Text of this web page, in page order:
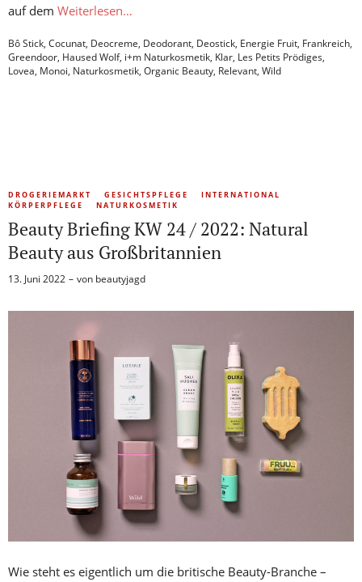
auf dem Weiterlesen…
Bô Stick, Cocunat, Deocreme, Deodorant, Deostick, Energie Fruit, Frankreich,
Greendoor, Haused Wolf, i+m Naturkosmetik, Klar, Les Petits Prödiges,
Lovea, Monoi, Naturkosmetik, Organic Beauty, Relevant, Wild
DROGERIEMARKT GESICHTSPFLEGE
INTERNATIONAL
KÖRPERPFLEGE
NATURKOSMETIK
Beauty Briefing KW 24 / 2022: Natural
Beauty aus Großbritannien
13. Juni 2022 von beautyjagd
Wie steht es eigentlich um die britische Beauty-Branche –